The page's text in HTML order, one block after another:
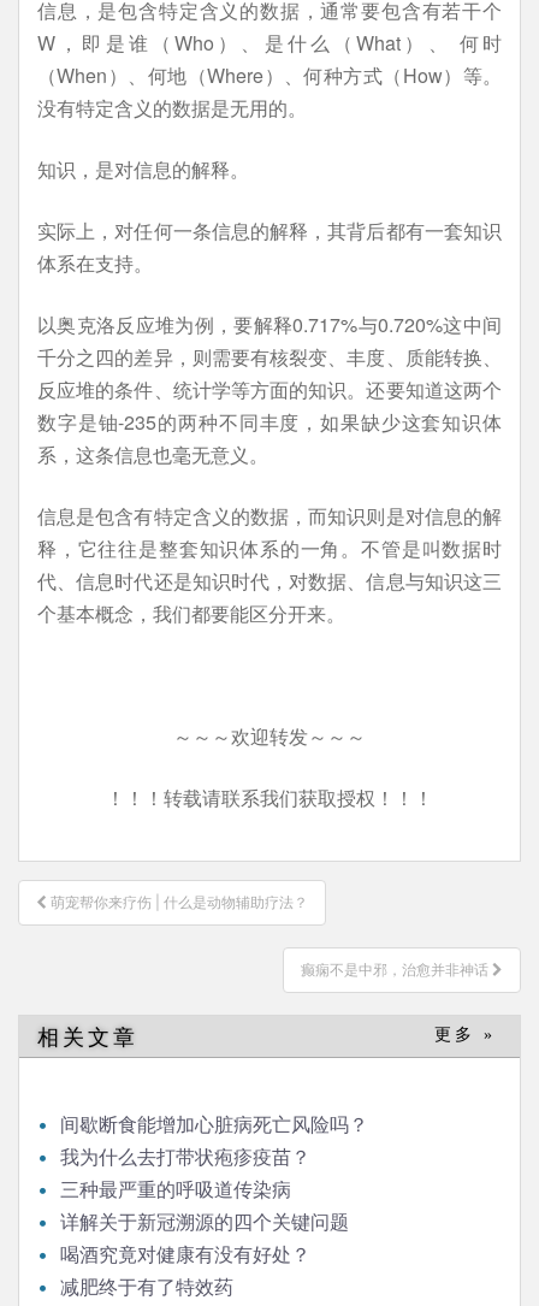
信息，是包含特定含义的数据，通常要包含有若干个
W，即是谁（Who）、是什么（What）、 何时
（When）、何地（Where）、何种方式（How）等。
没有特定含义的数据是无用的。
知识，是对信息的解释。
实际上，对任何一条信息的解释，其背后都有一套知识
体系在支持。
以奥克洛反应堆为例，要解释0.717%与0.720%这中间
千分之四的差异，则需要有核裂变、丰度、质能转换、
反应堆的条件、统计学等方面的知识。还要知道这两个
数字是铀-235的两种不同丰度，如果缺少这套知识体
系，这条信息也毫无意义。
信息是包含有特定含义的数据，而知识则是对信息的解
释，它往往是整套知识体系的一角。不管是叫数据时
代、信息时代还是知识时代，对数据、信息与知识这三
个基本概念，我们都要能区分开来。
～～～欢迎转发～～～
！！！转载请联系我们获取授权！！！
文
章
萌宠帮你来疗伤 | 什么是动物辅助疗法？
癫痫不是中邪，治愈并非神话
相关文章 更多 »
间歇断食能增加心脏病死亡风险吗？
我为什么去打带状疱疹疫苗？
三种最严重的呼吸道传染病
详解关于新冠溯源的四个关键问题
喝酒究竟对健康有没有好处？
减肥终于有了特效药